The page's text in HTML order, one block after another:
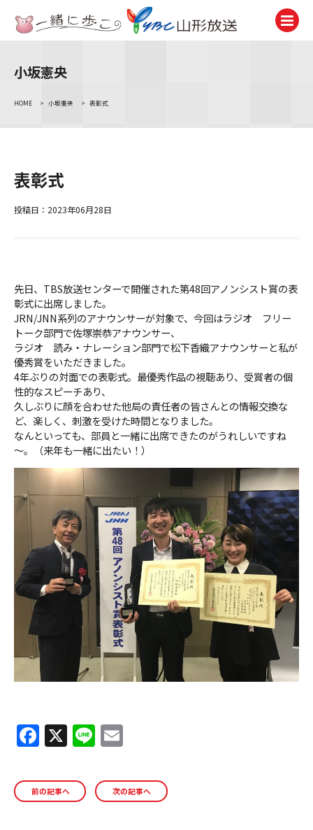
アナウンサー
試写会・プレゼント
Present
ＹＢＣオンデマンド
やまがた情熱市場
小坂憲央
HOME > 小坂憲央 > 表彰式
表彰式
投稿日：2023年06月28日
先日、TBS放送センターで開催された第48回アノンシスト賞の表
彰式に出席しました。
JRN/JNN系列のアナウンサーが対象で、今回はラジオ フリー
トーク部門で佐塚崇恭アナウンサー、
ラジオ 読み・ナレーション部門で松下香織アナウンサーと私が
優秀賞をいただきました。
4年ぶりの対面での表彰式。最優秀作品の視聴あり、受賞者の個
性的なスピーチあり、
久しぶりに顔を合わせた他局の責任者の皆さんとの情報交換な
ど、楽しく、刺激を受けた時間となりました。
なんといっても、部員と一緒に出席できたのがうれしいですね
～。（来年も一緒に出たい！）
F
a
c
e
X Li
n
e ai
l
前の記事へ 次の記事へ